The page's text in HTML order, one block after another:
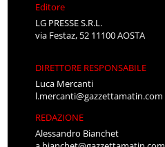
Editore
LG PRESSE S.R.L.
via Festaz, 52 11100 AOSTA
DIRETTORE RESPONSABILE
Luca Mercanti
l.mercanti@gazzettamatin.com
REDAZIONE
Alessandro Bianchet